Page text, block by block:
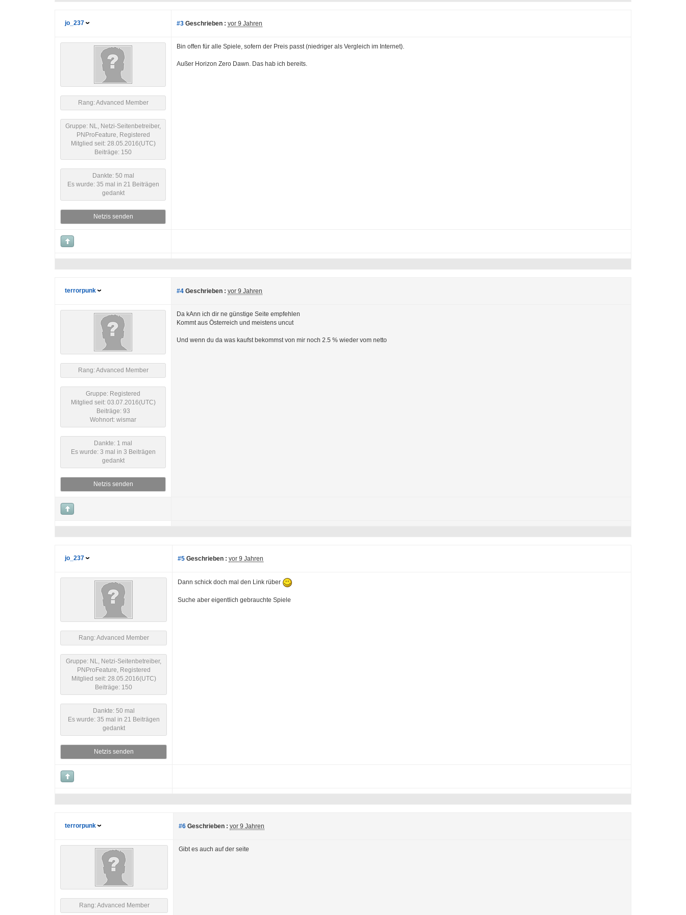
jo_237 #3 Geschrieben : vor 9 Jahren
Rang: Advanced Member
Gruppe: NL, Netzi-Seitenbetreiber,
PNProFeature, Registered
Mitglied seit: 28.05.2016(UTC)
Beiträge: 150
Dankte: 50 mal
Es wurde: 35 mal in 21 Beiträgen
gedankt
Netzis senden
Bin offen für alle Spiele, sofern der Preis passt (niedriger als Vergleich im Internet).
Außer Horizon Zero Dawn. Das hab ich bereits.
terrorpunk #4 Geschrieben : vor 9 Jahren
Rang: Advanced Member
Gruppe: Registered
Mitglied seit: 03.07.2016(UTC)
Beiträge: 93
Wohnort: wismar
Dankte: 1 mal
Es wurde: 3 mal in 3 Beiträgen
gedankt
Netzis senden
Da kAnn ich dir ne günstige Seite empfehlen
Kommt aus Österreich und meistens uncut
Und wenn du da was kaufst bekommst von mir noch 2.5 % wieder vom netto
jo_237 #5 Geschrieben : vor 9 Jahren
Rang: Advanced Member
Gruppe: NL, Netzi-Seitenbetreiber,
PNProFeature, Registered
Mitglied seit: 28.05.2016(UTC)
Beiträge: 150
Dankte: 50 mal
Es wurde: 35 mal in 21 Beiträgen
gedankt
Netzis senden
Dann schick doch mal den Link rüber
Suche aber eigentlich gebrauchte Spiele
terrorpunk #6 Geschrieben : vor 9 Jahren
Rang: Advanced Member
Gibt es auch auf der seite